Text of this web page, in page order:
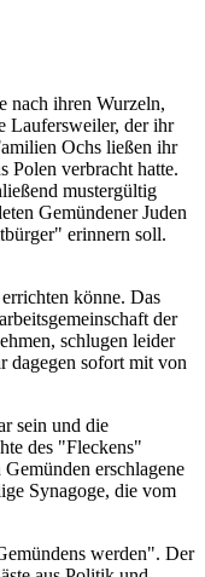
nach ihren Wurzeln,
Laufersweiler, der ihr
Ochs ließen ihr
Polen verbracht hatte.
mustergültig
Gemündener Juden
erinnern soll.
könne. Das
der
schlugen leider
dagegen sofort mit von
sein und die
des "Fleckens"
erschlagene
Synagoge, die vom
werden". Der